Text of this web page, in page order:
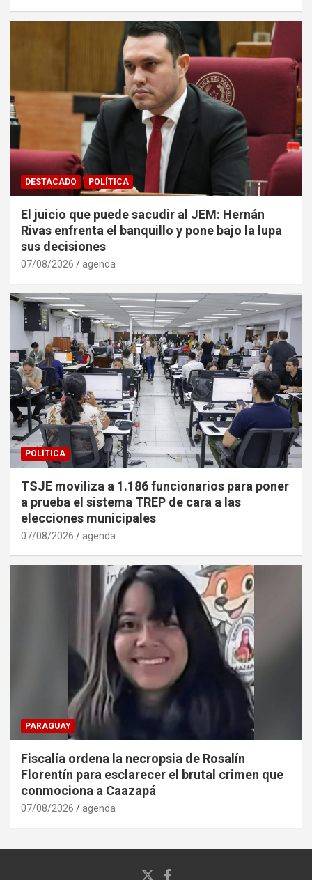
DESTACADO POLÍTICA
El juicio que puede sacudir al JEM: Hernán
Rivas enfrenta el banquillo y pone bajo la lupa
sus decisiones
07/08/2026 agenda
POLÍTICA
TSJE moviliza a 1.186 funcionarios para poner
a prueba el sistema TREP de cara a las
elecciones municipales
07/08/2026 agenda
PARAGUAY
Fiscalía ordena la necropsia de Rosalín
Florentín para esclarecer el brutal crimen que
conmociona a Caazapá
07/08/2026 agenda